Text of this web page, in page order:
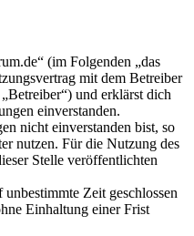
(im Folgenden „das
mit dem Betreiber
und erklärst dich
einverstanden.
nicht einverstanden bist, so
nutzen. Für die Nutzung des
Stelle veröffentlichten
Zeit geschlossen
Einhaltung einer Frist